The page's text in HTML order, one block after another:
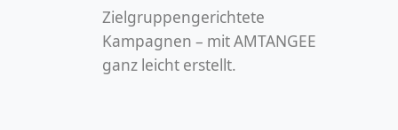
Zielgruppengerichtete
Kampagnen – mit AMTANGEE
ganz leicht erstellt.